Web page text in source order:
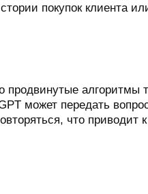
покупок клиента
продвинутые
может передать
что